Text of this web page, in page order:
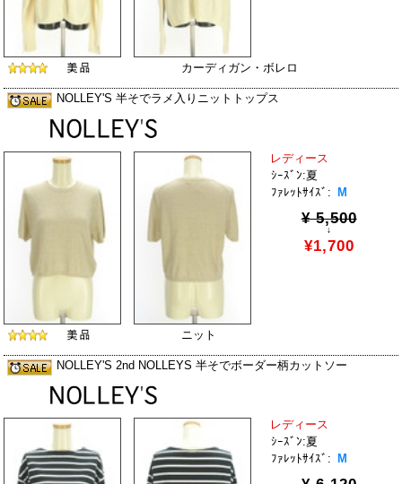
カーディガン・ボレロ
NOLLEY'S 半そでラメ入りニットトップス
レディース
ｼｰｽﾞﾝ:夏
ﾌｧﾚｯﾄｻｲｽﾞ: M
¥ 5,500
↓
¥1,700
ニット
NOLLEY'S 2nd NOLLEYS 半そでボーダー柄カットソー
レディース
ｼｰｽﾞﾝ:夏
ﾌｧﾚｯﾄｻｲｽﾞ:
M